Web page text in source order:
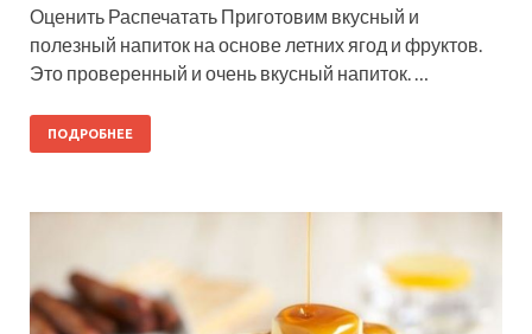
Оценить Распечатать Приготовим вкусный и
полезный напиток на основе летних ягод и фруктов.
Это проверенный и очень вкусный напиток. …
ПОДРОБНЕЕ